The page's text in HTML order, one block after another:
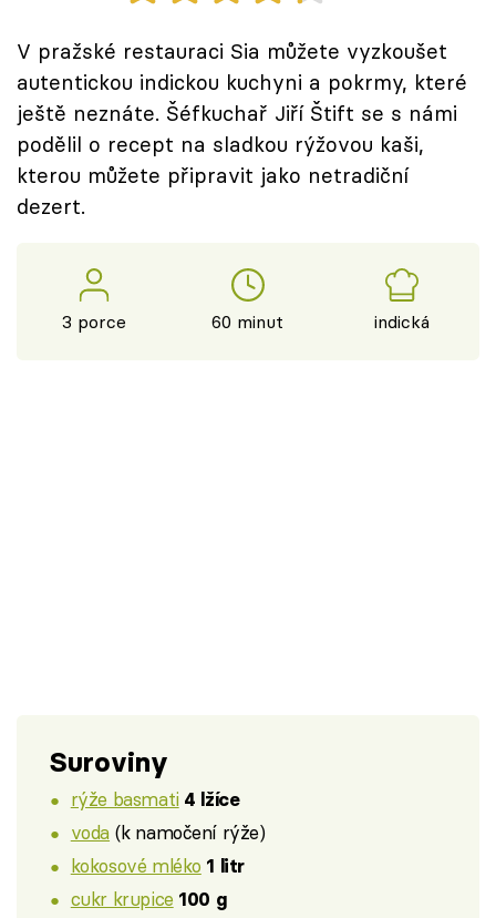
Přihlášení
Sledujte nás
V pražské restauraci Sia můžete vyzkoušet
autentickou indickou kuchyni a pokrmy, které
ještě neznáte. Šéfkuchař Jiří Štift se s námi
podělil o recept na sladkou rýžovou kaši,
kterou můžete připravit jako netradiční
dezert.
3 porce 60 minut indická
Suroviny
rýže basmati 4 lžíce
voda (k namočení rýže)
kokosové mléko 1 litr
cukr krupice 100 g